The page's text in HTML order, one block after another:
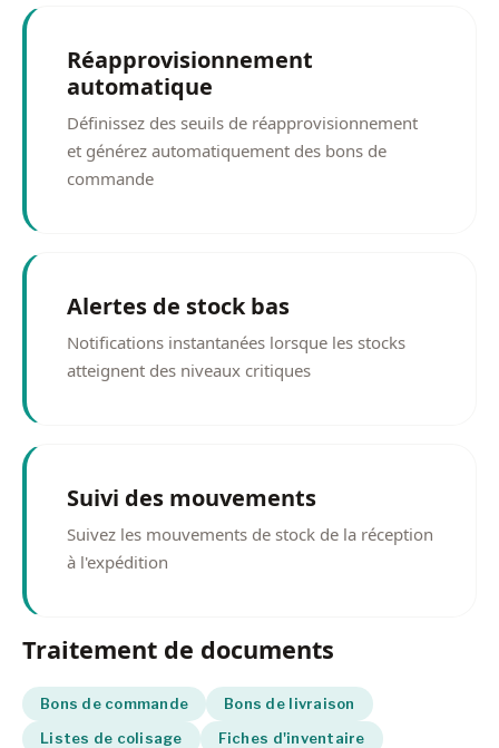
Réapprovisionnement
automatique
Définissez des seuils de réapprovisionnement
et générez automatiquement des bons de
commande
Alertes de stock bas
Notifications instantanées lorsque les stocks
atteignent des niveaux critiques
Suivi des mouvements
Suivez les mouvements de stock de la réception
à l'expédition
Traitement de documents
Bons de commande
Bons de livraison
Listes de colisage
Fiches d'inventaire